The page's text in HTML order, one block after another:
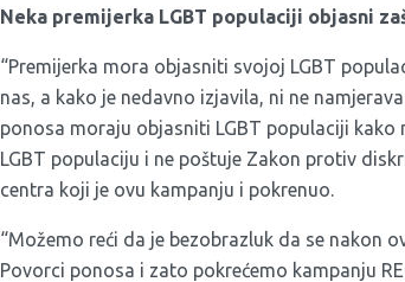
Neka premijerka LGBT populaciji objasni
“Premijerka mora objasniti svojoj LGBT
nas, a kako je nedavno izjavila, ni ne
ponosa moraju objasniti LGBT populaciji
LGBT populaciju i ne poštuje Zakon protiv
centra koji je ovu kampanju i pokrenuo.
“Možemo reći da je bezobrazluk da se nakon
Povorci ponosa i zato pokrećemo kampanju